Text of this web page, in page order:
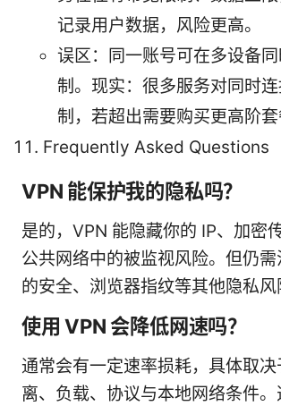
记录用户数据，风险更高。
误区：同一账号可在多设备
制。现实：很多服务对同时
制，若超出需要购买更高阶套
Frequently Asked Questions（
VPN 能保护我的隐私吗？
是的，VPN 能隐藏你的 IP、加密
公共网络中的被监视风险。但仍
的安全、浏览器指纹等其他隐私风
使用 VPN 会降低网速吗？
通常会有一定速率损耗，具体取
离、负载、协议与本地网络条件